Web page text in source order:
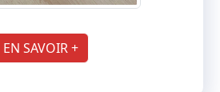
EN SAVOIR +